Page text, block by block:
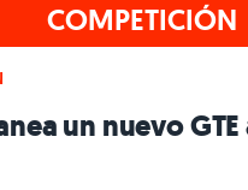
COMPETICIÓN
un nuevo